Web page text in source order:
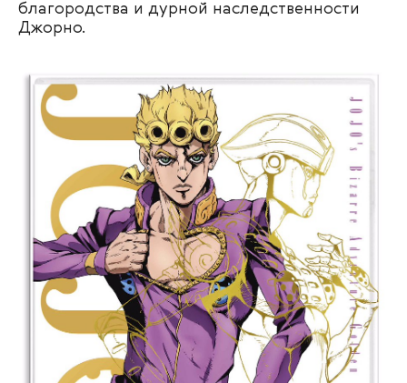
благородства и дурной наследственности
Джорно.